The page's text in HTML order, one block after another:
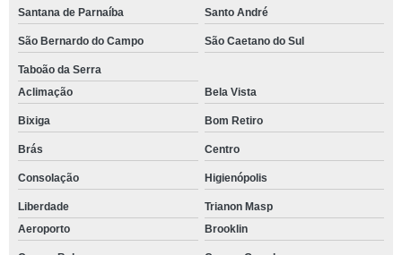
Santana de Parnaíba Santo André
São Bernardo do Campo São Caetano do Sul
Taboão da Serra
Aclimação
Bela Vista
Bixiga Bom Retiro
Brás Centro
Consolação Higienópolis
Liberdade
Trianon Masp
Aeroporto
Brooklin